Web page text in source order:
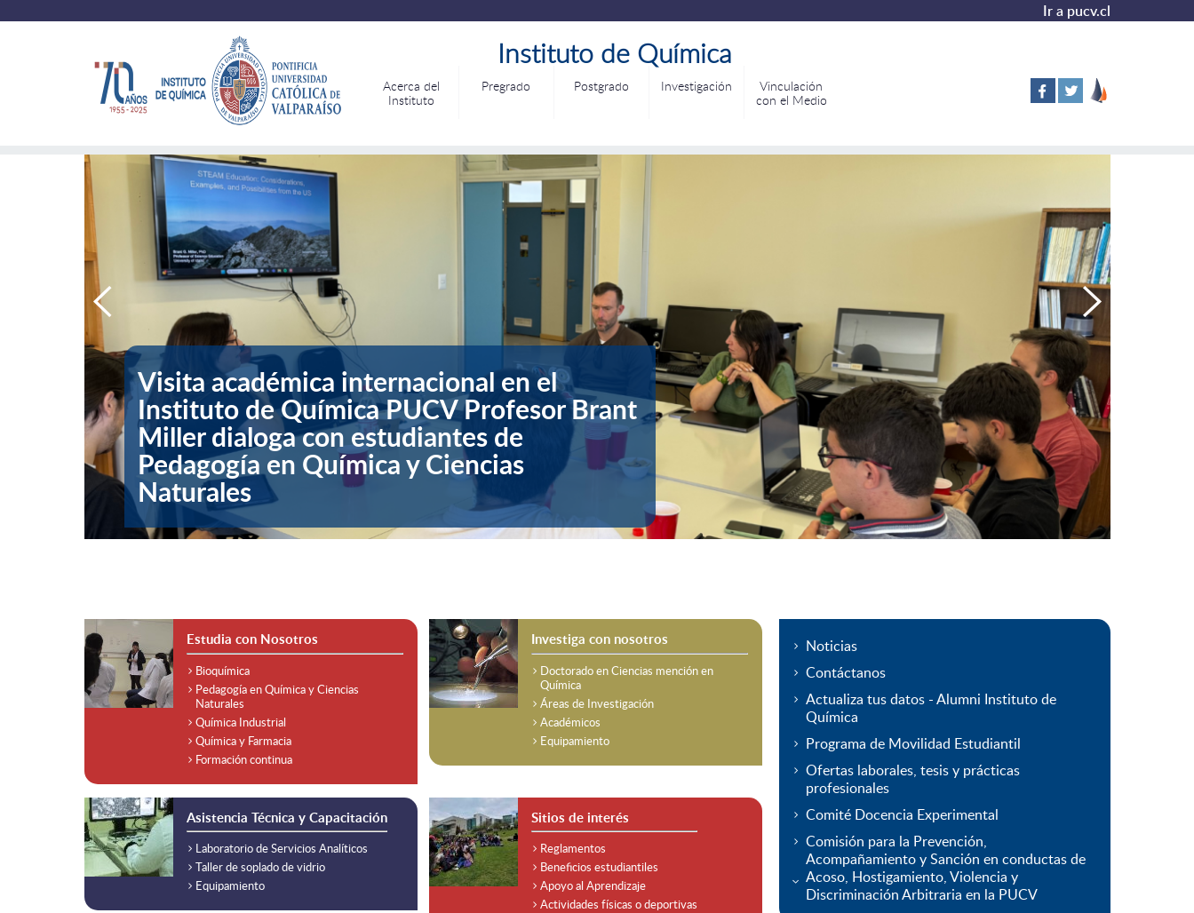
Ir a pucv.cl
Instituto de Química
Acerca del
Instituto
Pregrado Postgrado Investigación
Vinculación
con el Medio
Visita académica internacional en el
Instituto de Química PUCV Profesor Brant
Miller dialoga con estudiantes de
Pedagogía en Química y Ciencias
Naturales
Estudia con Nosotros
Bioquímica
Pedagogía en Química y Ciencias
Naturales
Química Industrial
Química y Farmacia
Formación continua
Investiga con nosotros
Doctorado en Ciencias mención en
Química
Áreas de Investigación
Académicos
Equipamiento
Asistencia Técnica y Capacitación
Laboratorio de Servicios Analíticos
Taller de soplado de vidrio
Equipamiento
Sitios de interés
Reglamentos
Beneficios estudiantiles
Apoyo al Aprendizaje
Actividades físicas o deportivas
Noticias
Contáctanos
Actualiza tus datos - Alumni Instituto de
Química
Programa de Movilidad Estudiantil
Ofertas laborales, tesis y prácticas
profesionales
Comité Docencia Experimental
Comisión para la Prevención,
Acompañamiento y Sanción en conductas de
Acoso, Hostigamiento, Violencia y
Discriminación Arbitraria en la PUCV